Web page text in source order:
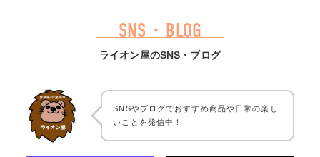
SNS・BLOG
ライオン屋のSNS・ブログ
SNSやブログでおすすめ商品や日常の楽し
いことを発信中！